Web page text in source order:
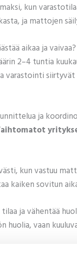
kun
ja mattojen
aikaa ja vaivaa?
2–4 tuntia
varastointi
ja
kun vastuu
kaiken sovitun
ja vähentää
vaan
järkevin